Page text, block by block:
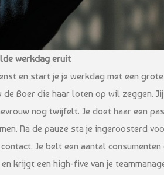
werkdag eruit
en start je je werkdag met een
Boer die haar loten op wil zeggen.
nog twijfelt. Je doet haar een
Na de pauze sta je ingeroosterd
Je belt een aantal
krijgt een high-five van je